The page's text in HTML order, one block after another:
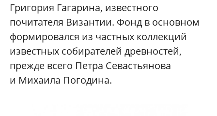
Григория Гагарина, известного
почитателя Византии. Фонд в основном
формировался из частных коллекций
известных собирателей древностей,
прежде всего Петра Севастьянова
и Михаила Погодина.